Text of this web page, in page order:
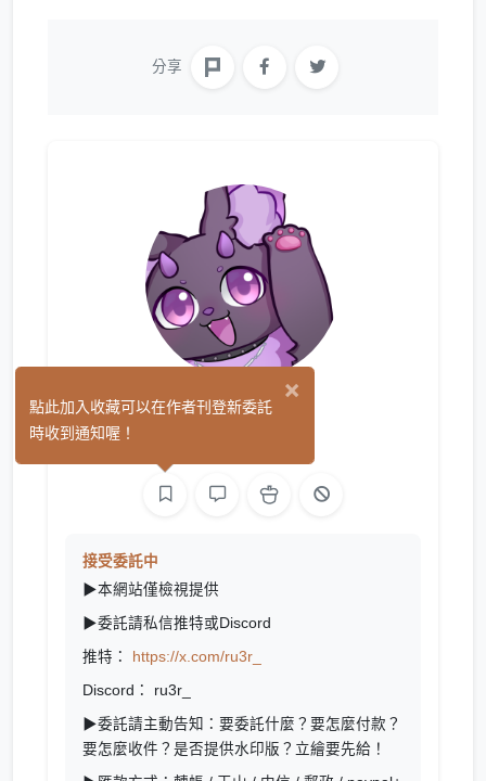
分享
他(子)
接受委託中
▶本網站僅檢視提供
▶委託請私信推特或Discord
推特： https://x.com/ru3r_
Discord： ru3r_
▶委託請主動告知：要委託什麼？要怎麼付款？
要怎麼收件？ 是否提供水印版？ 立繪要先給！
×
點此加入收藏可以在作者刊登新委託
時收到通知喔！